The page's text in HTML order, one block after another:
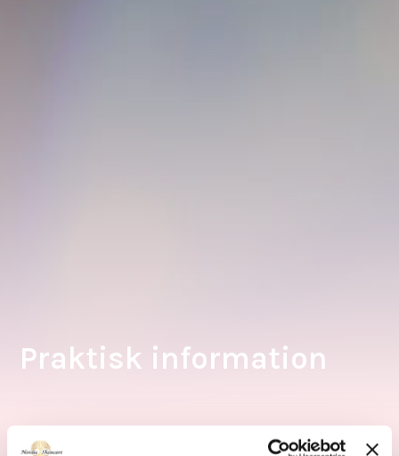
Praktisk information